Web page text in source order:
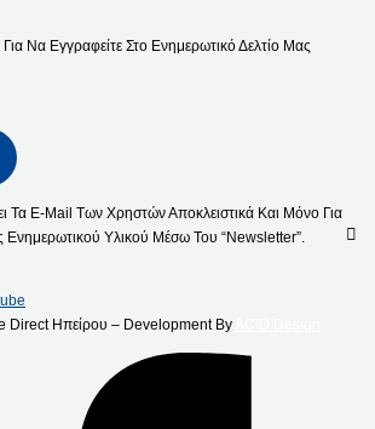
Για Να Εγγραφείτε Στο Ενημερωτικό Δελτίο Μας
Τα E-Mail Των Χρηστών Αποκλειστικά Και Μόνο Για
Υλικού Μέσω Του “Newsletter”.
Direct Ηπείρου – Development By